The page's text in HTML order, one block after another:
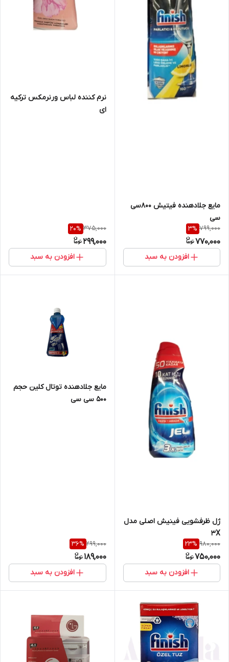
مایع جلادهنده فیتیش 800سی
سی
799,000
3%
770,000
افزودن به سبد
نرم کننده لباس ورنرمکس ترکیه
ای
375,000
20%
299,000
افزودن به سبد
ژل ظرفشویی فینیش اصلی مدل
3X
980,000
23%
750,000
افزودن به سبد
مایع جلادهنده توتال کلین حجم
۵۰۰ سی سی
299,000
36%
189,000
افزودن به سبد